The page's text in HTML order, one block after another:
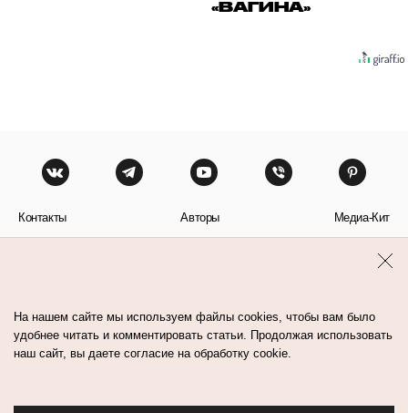
«ВАГИНА»
Контакты Авторы Медиа-Кит
На нашем сайте мы используем файлы cookies, чтобы вам было
удобнее читать и комментировать статьи. Продолжая использовать
наш сайт, вы даете согласие на обработку cookie.